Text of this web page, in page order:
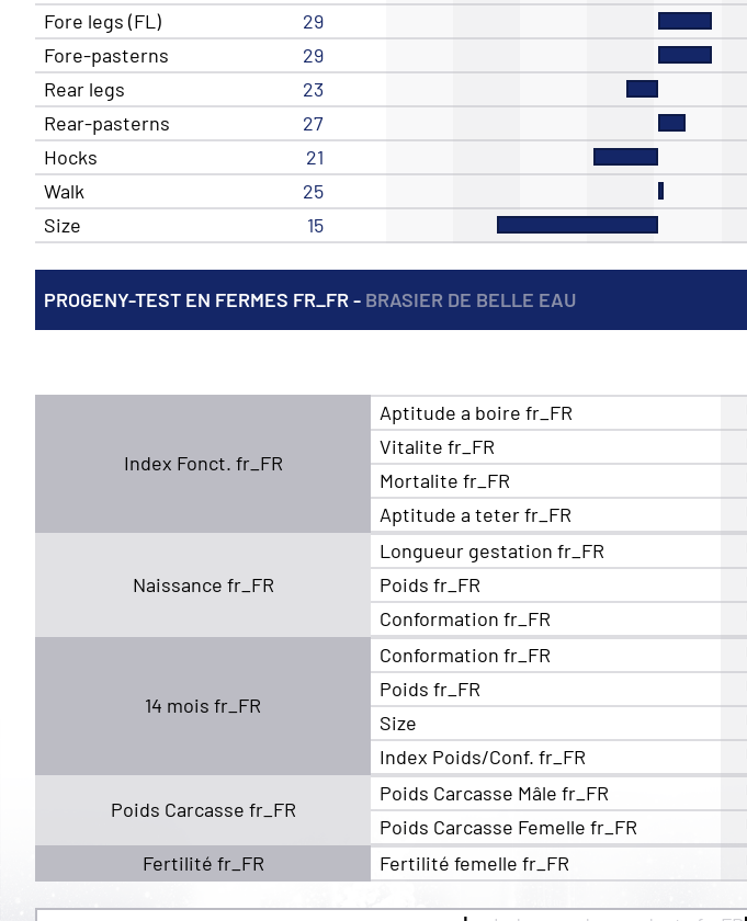
Fore legs (FL)
29
Fore-pasterns
29
Rear legs
23
Rear-pasterns
27
Hocks
21
Walk
25
Size
15
PROGENY-TEST EN FERMES FR_FR - BRASIER DE BELLE EAU
Index Fonct. fr_FR
Aptitude a boire fr_FR
Vitalite fr_FR
Mortalite fr_FR
Aptitude a teter fr_FR
Naissance fr_FR
Longueur gestation fr_FR
Poids fr_FR
Conformation fr_FR
14 mois fr_FR
Conformation fr_FR
Poids fr_FR
Size
Index Poids/Conf. fr_FR
Poids Carcasse fr_FR
Poids Carcasse Mâle fr_FR
Poids Carcasse Femelle fr_FR
Fertilité fr_FR
Fertilité femelle fr_FR